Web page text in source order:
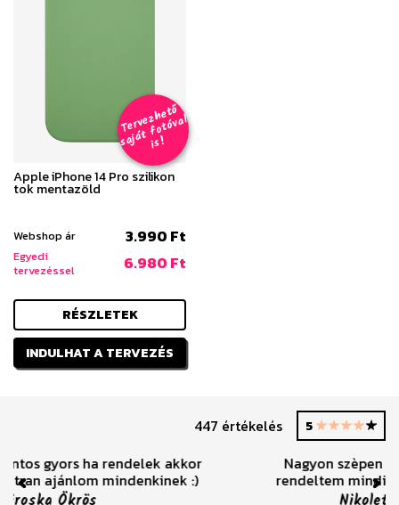
T
er
v
e
z
h
e
t
ő
s
aj
á
t
f
o
t
ó
v
al
i
s
!
Apple iPhone 14 Pro szilikon
tok mentazöld
Webshop ár 3.990 Ft
Egyedi
tervezéssel
6.980 Ft
RÉSZLETEK
INDULHAT A TERVEZÉS
447 értékelés 5
Nagyon szèpen köszönöm már többször is
rendeltem mindig nagyon elégedett voltam.
Previous